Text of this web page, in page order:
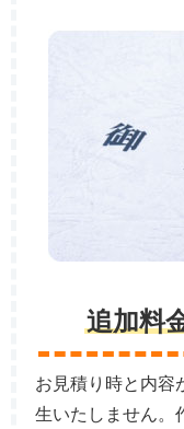
追加料
お見積り時と内容
生いたしません。